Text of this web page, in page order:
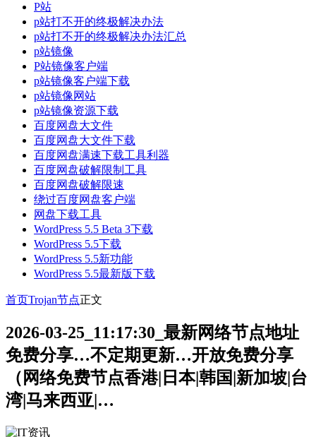
P站
p站打不开的终极解决办法
p站打不开的终极解决办法汇总
p站镜像
P站镜像客户端
p站镜像客户端下载
p站镜像网站
p站镜像资源下载
百度网盘大文件
百度网盘大文件下载
百度网盘满速下载工具利器
百度网盘破解限制工具
百度网盘破解限速
绕过百度网盘客户端
网盘下载工具
WordPress 5.5 Beta 3下载
WordPress 5.5下载
WordPress 5.5新功能
WordPress 5.5最新版下载
首页Trojan节点正文
2026-03-25_11:17:30_最新网络节点地址
免费分享…不定期更新…开放免费分享
（网络免费节点香港|日本|韩国|新加坡|台
湾|马来西亚|…